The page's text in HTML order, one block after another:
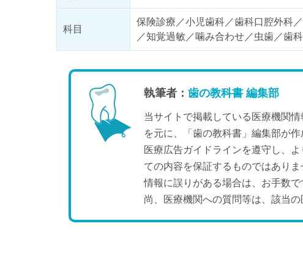
科目
保険診療／小児歯科／歯科口腔外科
／知覚過敏／噛み合わせ／虫歯／歯
執筆者： 歯の教科書 編集部
当サイトで掲載している医療機関
を元に、「歯の教科書」編集部が作
医療広告ガイドラインを遵守し、
ての内容を保証するものではありま
情報に誤りがある場合は、お手数
尚、医療機関への質問等は、該当